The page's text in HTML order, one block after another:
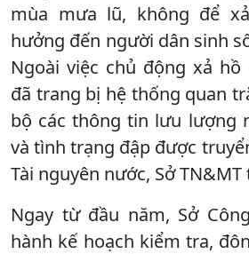
mùa mưa lũ, không để
hưởng đến người dân sinh
Ngoài việc chủ động xả
đã trang bị hệ thống quan
bộ các thông tin lưu lượng
và tình trạng đập được
Tài nguyên nước, Sở
Ngay từ đầu năm, Sở
hành kế hoạch kiểm tra,